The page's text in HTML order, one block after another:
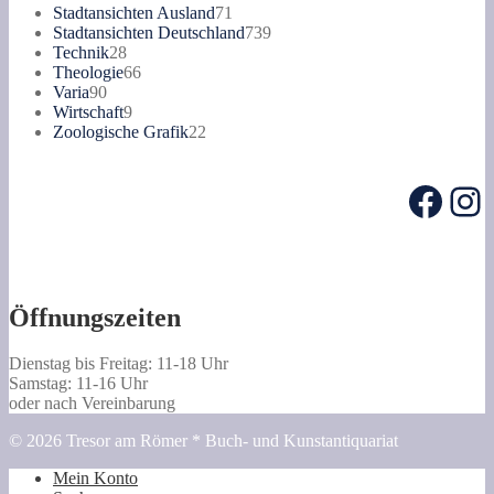
Produkte
Stadtansichten Ausland71
Produkte
Stadtansichten Deutschland739739
Technik2828
Produkte
Theologie6666
Varia9090
Produkte
Wirtschaft99
Produkte
Zoologische Grafik22
Öffnungszeiten
Dienstag bis Freitag: 11-18 Uhr
Samstag: 11-16 Uhr
oder nach Vereinbarung
© 2026 Tresor am Römer * Buch- und Kunstantiquariat
Mein Konto